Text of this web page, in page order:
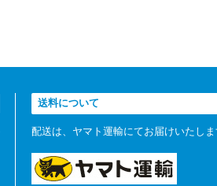
送料について
配送は、ヤマト運輸にてお届けいたしま